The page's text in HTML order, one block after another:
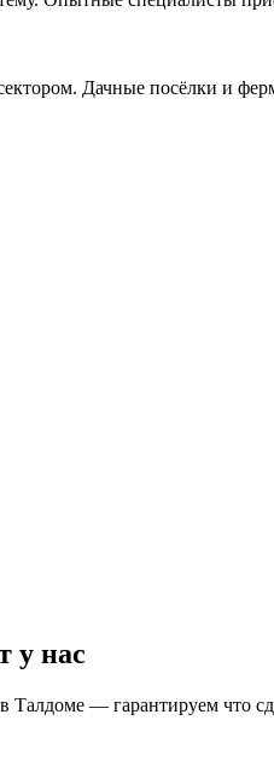
Дачные посёлки и
у нас
— гарантируем что